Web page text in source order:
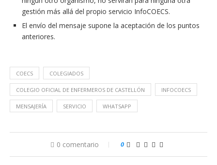
gestión más allá del propio servicio InfoCOECS.
El envío del mensaje supone la aceptación de los puntos
anteriores.
COECS COLEGIADOS
COLEGIO OFICIAL DE ENFERMEROS DE CASTELLÓN INFOCOECS
MENSAJERÍA SERVICIO WHATSAPP
0 comentario 0